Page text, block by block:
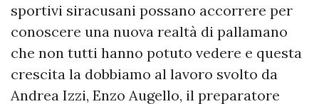
sportivi siracusani possano accorrere per
conoscere una nuova realtà di pallamano
che non tutti hanno potuto vedere e questa
crescita la dobbiamo al lavoro svolto da
Andrea Izzi, Enzo Augello, il preparatore